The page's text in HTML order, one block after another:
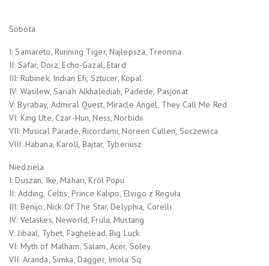
Sobota
I: Samareto, Running Tiger, Najlepsza, Treonina
II: Safar, Dorz, Echo-Gazal, Etard
III: Rubinek, Indian Efi, Sztucer, Kopal
IV: Wasilew, Sariah Alkhalediah, Padede, Pasjonat
V: Byrabay, Admiral Quest, Miracle Angel, They Call Me Red
VI: King Ute, Czar-Hun, Ness, Norbidii
VII: Musical Parade, Ricordami, Noreen Cullen, Soczewica
VIII: Habana, Karoll, Bajtar, Tyberiusz
Niedziela
I: Duszan, Ike, Mahari, Król Popu
II: Adding, Celtis, Prince Kalipo, Elvigo z Reguła
III: Benijo, Nick Of The Star, Delyphia, Corelli
IV: Velaskes, Neworld, Frula, Mustang
V: Jibaal, Tybet, Faghelead, Big Luck
VI: Myth of Malham, Salam, Acer, Soley
VII: Aranda, Simka, Dagger, Imola Sq